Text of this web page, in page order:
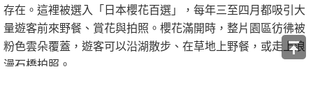
存在。這裡被選入「日本櫻花百選」，每年三至四月都吸引大
量遊客前來野餐、賞花與拍照。櫻花滿開時，整片園區彷彿被
粉色雲朵覆蓋，遊客可以沿湖散步、在草地上野餐，或走上浪
漫石橋拍照。